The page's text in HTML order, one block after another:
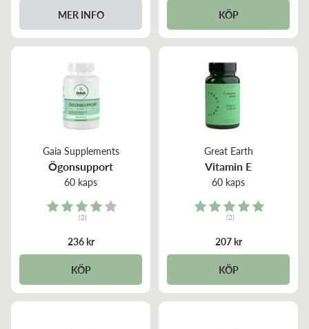
MER INFO KÖP
Gaia Supplements
Ögonsupport
60 kaps
Rating:
(2)
236 kr
KÖP
Great Earth
Vitamin E
60 kaps
Rating:
(2)
207 kr
KÖP